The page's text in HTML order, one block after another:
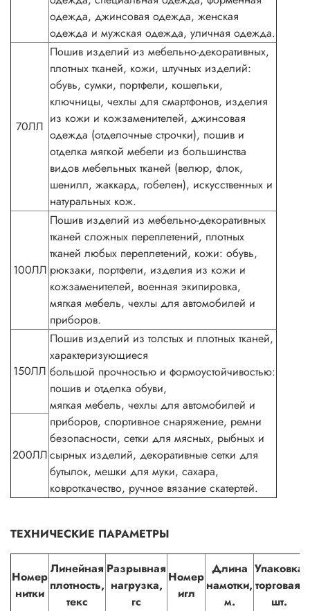
одежда, джинсовая одежда, женская
одежда и мужская одежда, уличная одежда.
70ЛЛ
Пошив изделий из мебельно-декоративных,
плотных тканей, кожи, штучных изделий:
обувь, сумки, портфели, кошельки,
ключницы, чехлы для смартфонов, изделия
из кожи и кожзаменителей, джинсовая
одежда (отделочные строчки), пошив и
отделка мягкой мебели из большинства
видов мебельных тканей (велюр, флок,
шенилл, жаккард, гобелен), искусственных и
натуральных кож.
100ЛЛ
Пошив изделий из мебельно-декоративных
тканей сложных переплетений, плотных
тканей любых переплетений, кожи: обувь,
рюкзаки, портфели, изделия из кожи и
кожзаменителей, военная экипировка,
мягкая мебель, чехлы для автомобилей и
приборов.
150ЛЛ
Пошив изделий из толстых и плотных тканей,
характеризующиеся
большой прочностью и формоустойчивостью:
пошив и отделка обуви,
мягкая мебель, чехлы для автомобилей и
приборов, спортивное снаряжение, ремни
безопасности, сетки для мясных, рыбных и
сырных изделий, декоративные сетки для
бутылок, мешки для муки, сахара,
ковроткачество, ручное вязание скатертей.
200ЛЛ
ТЕХНИЧЕСКИЕ ПАРАМЕТРЫ
Номер
нитки
Линейная
плотность,
текс
Разрывная
нагрузка,
гс
Номер
игл
Длина
намотки,
м.
Упаковка
торговая,
шт.